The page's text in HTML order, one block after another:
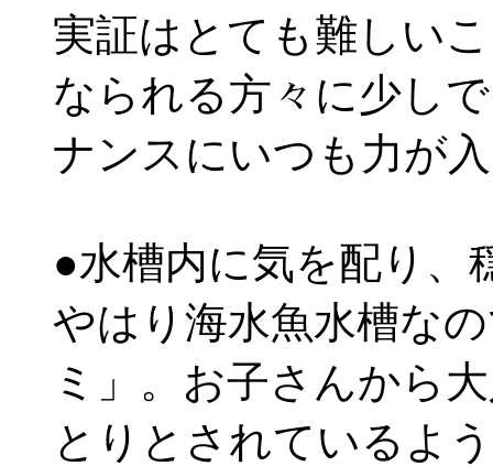
実証はとても難しい
なられる方々に少し
ナンスにいつも力が
●水槽内に気を配り、
やはり海水魚水槽な
ミ」。お子さんから
とりとされているよ